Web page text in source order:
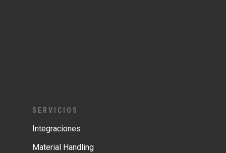
SERVICIOS
Integraciones
Material Handling